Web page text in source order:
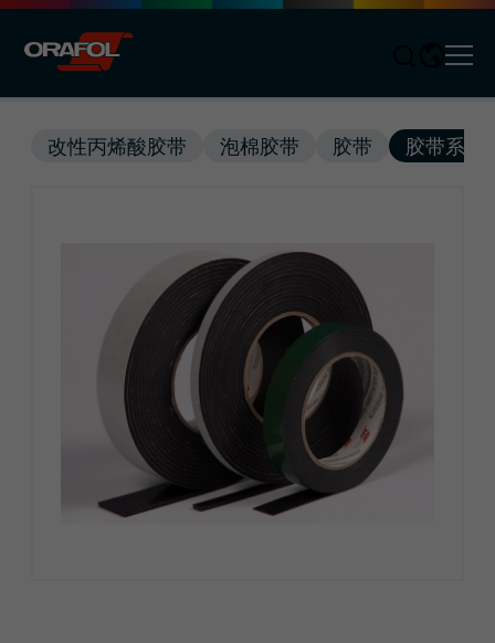
改性丙烯酸胶带 泡棉胶带 胶带 胶带系统